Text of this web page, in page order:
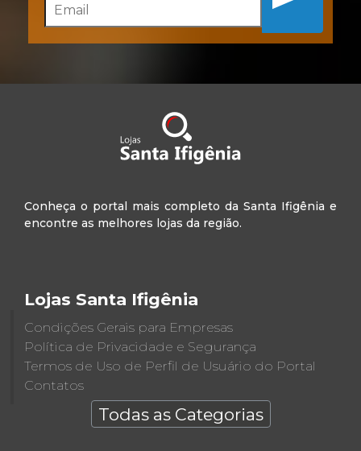
Conheça o portal mais completo da Santa Ifigênia e
encontre as melhores lojas da região.
Lojas Santa Ifigênia
Condições Gerais para Empresas
Política de Privacidade e Segurança
Termos de Uso de Perfil de Usuário do Portal
Contatos
Todas as Categorias